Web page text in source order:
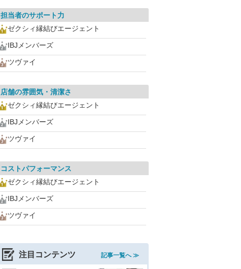
担当者のサポート力
ゼクシィ縁結びエージェント
IBJメンバーズ
ツヴァイ
店舗の雰囲気・清潔さ
ゼクシィ縁結びエージェント
IBJメンバーズ
ツヴァイ
コストパフォーマンス
ゼクシィ縁結びエージェント
IBJメンバーズ
ツヴァイ
注目コンテンツ 記事一覧へ ≫